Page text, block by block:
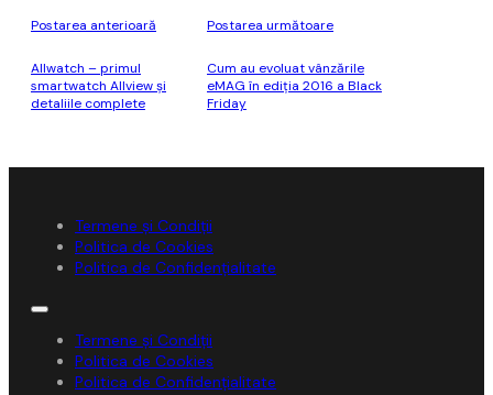
Postarea anterioară
Allwatch – primul
smartwatch Allview și
detaliile complete
Postarea următoare
Cum au evoluat vânzările
eMAG în ediția 2016 a Black
Friday
Termene și Condiții
Politica de Cookies
Politica de Confidențialitate
Termene și Condiții
Politica de Cookies
Politica de Confidențialitate